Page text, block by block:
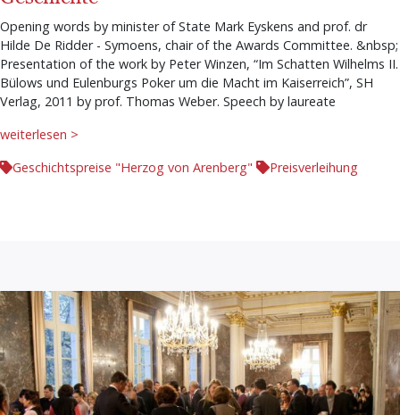
Opening words by minister of State Mark Eyskens and prof. dr
Hilde De Ridder - Symoens, chair of the Awards Committee. &nbsp;
Presentation of the work by Peter Winzen, “Im Schatten Wilhelms II.
Bülows und Eulenburgs Poker um die Macht im Kaiserreich”, SH
Verlag, 2011 by prof. Thomas Weber. Speech by laureate
weiterlesen >
Geschichtspreise "Herzog von Arenberg"
Preisverleihung